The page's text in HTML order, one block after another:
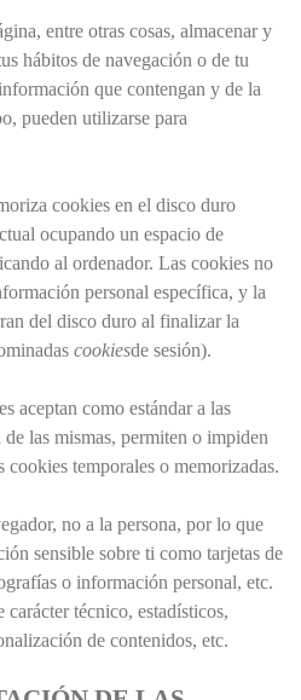
entre otras cosas, almacenar y
hábitos de navegación o de tu
que contengan y de la
pueden utilizarse para
cookies en el disco duro
ocupando un espacio de
al ordenador. Las cookies no
personal específica, y la
del disco duro al finalizar la
cookiesde sesión).
aceptan como estándar a las
las mismas, permiten o impiden
cookies temporales o memorizadas.
no a la persona, por lo que
sensible sobre ti como tarjetas de
o información personal, etc.
técnico, estadísticos,
de contenidos, etc.